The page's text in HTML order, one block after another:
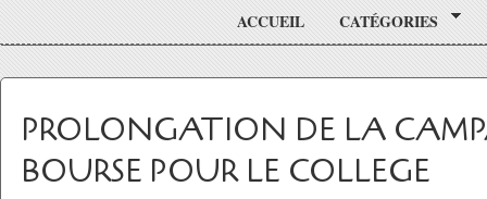
ACCUEIL CATÉGORIES
PROLONGATION DE LA
BOURSE POUR LE COLLEGE